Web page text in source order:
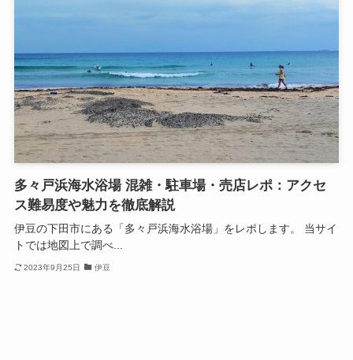
多々戸浜海水浴場 混雑・駐車場・売店レポ：アクセ
ス難易度や魅力を徹底解説
伊豆の下田市にある「多々戸浜海水浴場」をレポします。 当サイ
トでは地図上で調べ...
2023年9月25日 伊豆